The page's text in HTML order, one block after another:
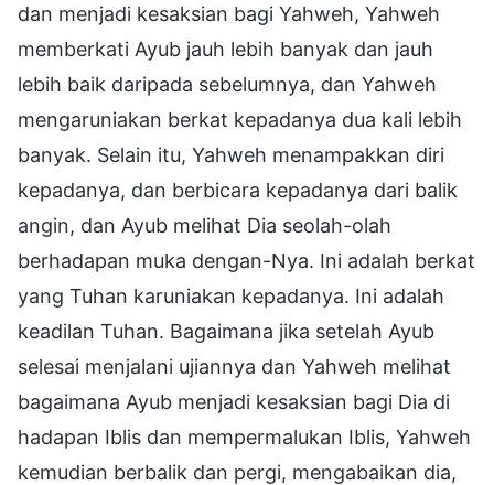
dan menjadi kesaksian bagi Yahweh, Yahweh
memberkati Ayub jauh lebih banyak dan jauh
lebih baik daripada sebelumnya, dan Yahweh
mengaruniakan berkat kepadanya dua kali lebih
banyak. Selain itu, Yahweh menampakkan diri
kepadanya, dan berbicara kepadanya dari balik
angin, dan Ayub melihat Dia seolah-olah
berhadapan muka dengan-Nya. Ini adalah berkat
yang Tuhan karuniakan kepadanya. Ini adalah
keadilan Tuhan. Bagaimana jika setelah Ayub
selesai menjalani ujiannya dan Yahweh melihat
bagaimana Ayub menjadi kesaksian bagi Dia di
hadapan Iblis dan mempermalukan Iblis, Yahweh
kemudian berbalik dan pergi, mengabaikan dia,